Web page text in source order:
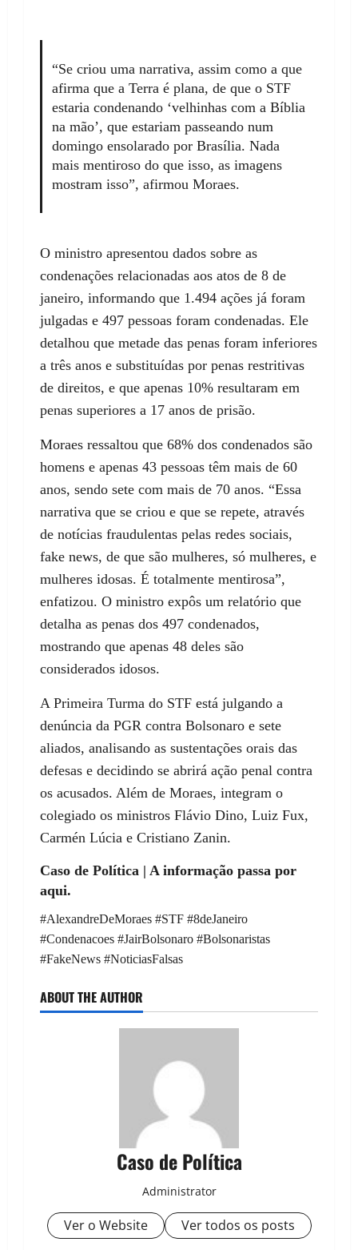
“Se criou uma narrativa, assim como a que
afirma que a Terra é plana, de que o STF
estaria condenando ‘velhinhas com a Bíblia
na mão’, que estariam passeando num
domingo ensolarado por Brasília. Nada
mais mentiroso do que isso, as imagens
mostram isso”, afirmou Moraes.
O ministro apresentou dados sobre as
condenações relacionadas aos atos de 8 de
janeiro, informando que 1.494 ações já foram
julgadas e 497 pessoas foram condenadas. Ele
detalhou que metade das penas foram inferiores
a três anos e substituídas por penas restritivas
de direitos, e que apenas 10% resultaram em
penas superiores a 17 anos de prisão.
Moraes ressaltou que 68% dos condenados são
homens e apenas 43 pessoas têm mais de 60
anos, sendo sete com mais de 70 anos. “Essa
narrativa que se criou e que se repete, através
de notícias fraudulentas pelas redes sociais,
fake news, de que são mulheres, só mulheres, e
mulheres idosas. É totalmente mentirosa”,
enfatizou. O ministro expôs um relatório que
detalha as penas dos 497 condenados,
mostrando que apenas 48 deles são
considerados idosos.
A Primeira Turma do STF está julgando a
denúncia da PGR contra Bolsonaro e sete
aliados, analisando as sustentações orais das
defesas e decidindo se abrirá ação penal contra
os acusados. Além de Moraes, integram o
colegiado os ministros Flávio Dino, Luiz Fux,
Carmén Lúcia e Cristiano Zanin.
Caso de Política | A informação passa por
aqui.
#AlexandreDeMoraes #STF #8deJaneiro
#Condenacoes #JairBolsonaro #Bolsonaristas
#FakeNews #NoticiasFalsas
ABOUT THE AUTHOR
Caso de Política
Administrator
Ver o Website Ver todos os posts